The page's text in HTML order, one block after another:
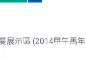
展示區 (2014甲午馬